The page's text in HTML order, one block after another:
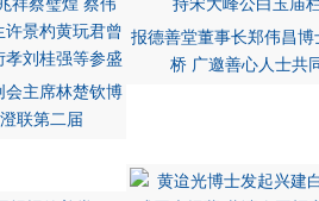
会主席林楚钦博
联第二届
报德善堂董事长郑伟昌博
桥 广邀善心人士共